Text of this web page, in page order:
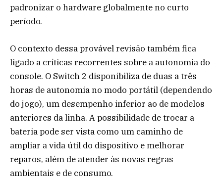
padronizar o hardware globalmente no curto
período.
O contexto dessa provável revisão também fica
ligado a críticas recorrentes sobre a autonomia do
console. O Switch 2 disponibiliza de duas a três
horas de autonomia no modo portátil (dependendo
do jogo), um desempenho inferior ao de modelos
anteriores da linha. A possibilidade de trocar a
bateria pode ser vista como um caminho de
ampliar a vida útil do dispositivo e melhorar
reparos, além de atender às novas regras
ambientais e de consumo.